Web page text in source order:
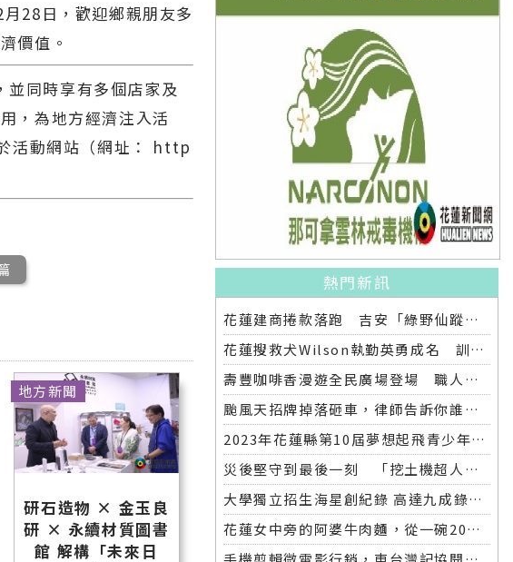
28日，歡迎鄉親朋友多
價值。
同時享有多個店家及
，為地方經濟注入活
活動網站（網址： http
研石造物 × 金玉良
研 × 永續材質圖書
館 解構「未來日
地方新聞
熱門新訊
花蓮建商捲款落跑 吉安「綠野仙蹤」整棟2.6億將法拍
花蓮搜救犬Wilson執勤英勇成名 訓練意外墜落離世 消防局將為其立碑追思
壽豐咖啡香漫遊全民廣場登場 職人市集手作體驗品味慢活氛圍
颱風天招牌掉落砸車，律師告訴你誰該賠償
2023年花蓮縣第10屆夢想起飛青少年發明展 自強國中拿下第一名與第二名
災後堅守到最後一刻 「挖土機超人」因感染離世
大學獨立招生海星創紀錄 高達九成錄取國立大學 東華大學錄取21人 歷年最多
花蓮女中旁的阿婆牛肉麵，從一碗20元的牛肉湯開始到40年不變的人情味